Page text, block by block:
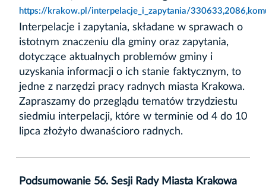
https://krakow.pl/interpelacje_i_zapytania/
Interpelacje i zapytania, składane w sprawach o
istotnym znaczeniu dla gminy oraz zapytania,
dotyczące aktualnych problemów gminy i
uzyskania informacji o ich stanie faktycznym, to
jedne z narzędzi pracy radnych miasta Krakowa.
Zapraszamy do przeglądu tematów trzydziestu
siedmiu interpelacji, które w terminie od 4 do 10
lipca złożyło dwanaścioro radnych.
Podsumowanie 56. Sesji Rady Miasta Krakowa